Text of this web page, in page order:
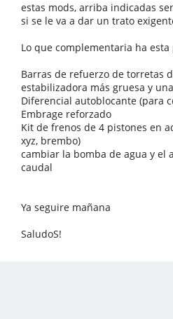
estas mods, arriba indicadas
si se le va a dar un trato
Lo que complementaria ha
Barras de refuerzo de torretas
estabilizadora más gruesa y
Diferencial autoblocante (para
Embrage reforzado
Kit de frenos de 4 pistones en
xyz, brembo)
cambiar la bomba de agua y el
caudal
Ya seguire mañana
SaludoS!